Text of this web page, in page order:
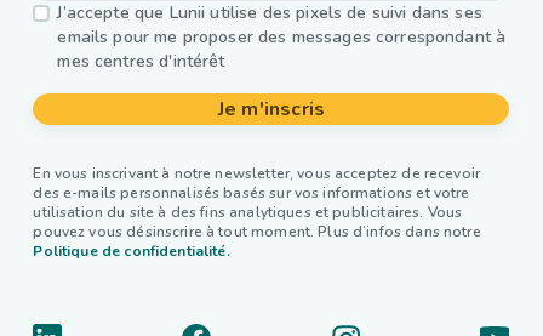
J’accepte que Lunii utilise des pixels de suivi dans ses
emails pour me proposer des messages correspondant à
mes centres d'intérêt
Je m'inscris
En vous inscrivant à notre newsletter, vous acceptez de recevoir
des e-mails personnalisés basés sur vos informations et votre
utilisation du site à des fins analytiques et publicitaires. Vous
pouvez vous désinscrire à tout moment. Plus d’infos dans notre
Politique de confidentialité.